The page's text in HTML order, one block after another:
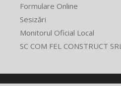
Formulare Online
Sesizări
Monitorul Oficial Local
SC COM FEL CONSTRUCT SRL